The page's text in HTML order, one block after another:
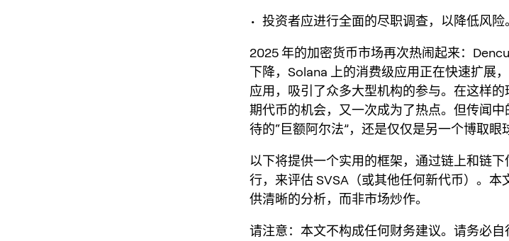
• 投资者应进行全面的尽职调查，以降低风险
2025 年的加密货币市场再次热闹起来：
下降，Solana 上的消费级应用正在快速扩展
应用，吸引了众多大型机构的参与。在这样
期代币的机会，又一次成为了热点。但传闻
待的“巨额阿尔法”，还是仅仅是另一个博取眼
以下将提供一个实用的框架，通过链上和链
行，来评估 SVSA（或其他任何新代币）。
供清晰的分析，而非市场炒作。
请注意：本文不构成任何财务建议。请务必自